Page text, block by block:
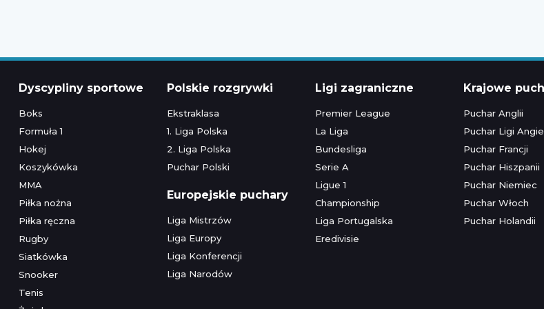
Dyscypliny sportowe
Boks
Formuła 1
Hokej
Koszykówka
MMA
Piłka nożna
Piłka ręczna
Rugby
Siatkówka
Snooker
Tenis
Polskie rozgrywki
Ekstraklasa
1. Liga Polska
2. Liga Polska
Puchar Polski
Europejskie puchary
Liga Mistrzów
Liga Europy
Liga Konferencji
Liga Narodów
Ligi zagraniczne
Premier League
La Liga
Bundesliga
Serie A
Ligue 1
Championship
Liga Portugalska
Eredivisie
Krajowe
Puchar Anglii
Puchar Ligi
Puchar Francji
Puchar Hiszpanii
Puchar Niemiec
Puchar Włoch
Puchar Holandii